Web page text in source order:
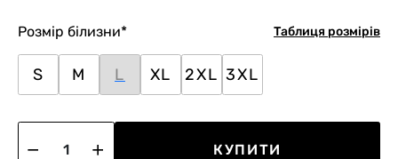
Таблиця розмірів
Розмір білизни*
S M L XL 2XL 3XL
КУПИТИ